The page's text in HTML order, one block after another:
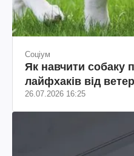
Соціум
Як навчити собаку
лайфхаків від
26.07.2026 16:25